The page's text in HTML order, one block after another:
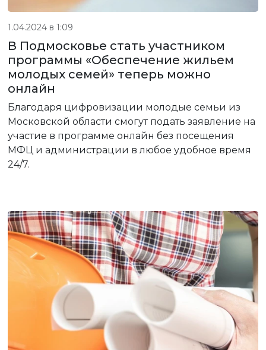
В Подмосковье стать участником
программы «Обеспечение жильем
молодых семей» теперь можно
онлайн
Благодаря цифровизации молодые семьи из
Московской области смогут подать заявление на
участие в программе онлайн без посещения
МФЦ и администрации в любое удобное время
24/7.
1.04.2024 в 1:09